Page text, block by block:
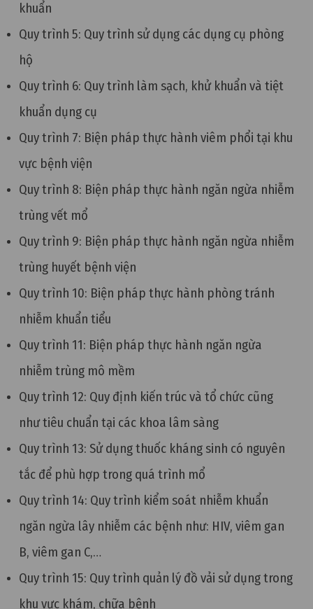
khuẩn
Quy trình 5: Quy trình sử dụng các dụng cụ phòng
hộ
Quy trình 6: Quy trình làm sạch, khử khuẩn và tiệt
khuẩn dụng cụ
Quy trình 7: Biện pháp thực hành viêm phổi tại khu
vực bệnh viện
Quy trình 8: Biện pháp thực hành ngăn ngừa nhiễm
trùng vết mổ
Quy trình 9: Biện pháp thực hành ngăn ngừa nhiễm
trùng huyết bệnh viện
Quy trình 10: Biện pháp thực hành phòng tránh
nhiễm khuẩn tiểu
Quy trình 11: Biện pháp thực hành ngăn ngừa
nhiễm trùng mô mềm
Quy trình 12: Quy định kiến trúc và tổ chức cũng
như tiêu chuẩn tại các khoa lâm sàng
Quy trình 13: Sử dụng thuốc kháng sinh có nguyên
tắc để phù hợp trong quá trình mổ
Quy trình 14: Quy trình kiểm soát nhiễm khuẩn
ngăn ngừa lây nhiễm các bệnh như: HIV, viêm gan
B, viêm gan C,…
Quy trình 15: Quy trình quản lý đồ vải sử dụng trong
khu vực khám, chữa bệnh